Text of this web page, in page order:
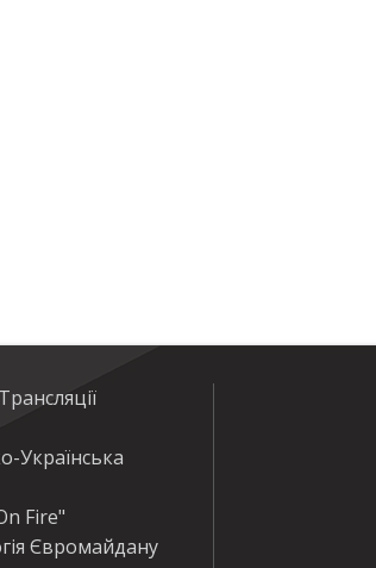
Українська
Fire"
Євромайдану